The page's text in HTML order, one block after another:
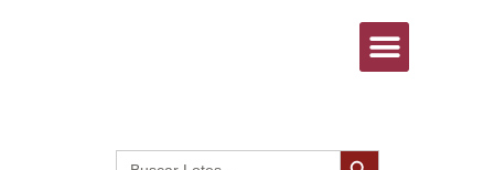
Buscar: Botón de